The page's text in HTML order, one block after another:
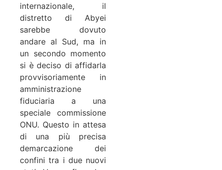
internazionale, il
distretto di Abyei
sarebbe dovuto
andare al Sud, ma in
un secondo momento
si è deciso di affidarla
provvisoriamente in
amministrazione
fiduciaria a una
speciale commissione
ONU. Questo in attesa
di una più precisa
demarcazione dei
confini tra i due nuovi